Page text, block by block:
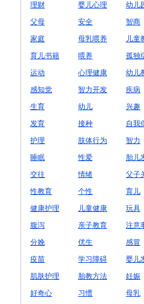
理财
婴儿心理
幼儿
父母
安全
智商
家庭
母乳喂养
儿童
育儿书籍
喂养
孤独
运动
心理健康
幼儿
感知觉
智力开发
疾病
生育
幼儿
兴趣
发育
接种
自我
护理
肢体行为
智力
睡眠
性爱
胎儿
交往
情绪
父子
性教育
个性
育儿
健康护理
儿童健康
玩具
腹泻
亲子教育
注意
分娩
优生
感冒
疫苗
学习障碍
婴儿
肌肤护理
胎教方法
妊娠
好奇心
习惯 母乳